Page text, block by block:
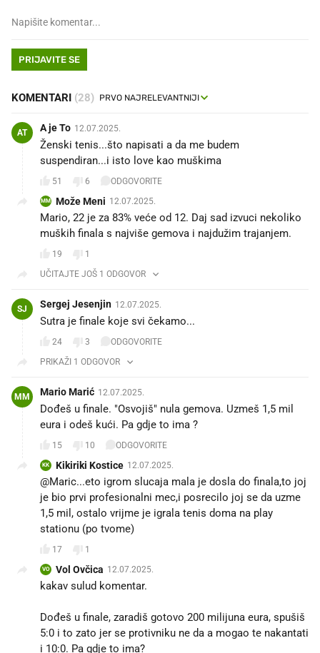
PRIJAVITE SE
KOMENTARI (28)
AT A je To 12.07.2025.
Ženski tenis...što napisati a da me budem
suspendiran...i isto love kao muškima
51 6 ODGOVORITE
MM Može Meni 12.07.2025.
Mario, 22 je za 83% veće od 12. Daj sad izvuci nekoliko
muških finala s najviše gemova i najdužim trajanjem.
19
1
UČITAJTE JOŠ 1 ODGOVOR
SJ Sergej Jesenjin 12.07.2025.
Sutra je finale koje svi čekamo...
24 3
ODGOVORITE
PRIKAŽI 1 ODGOVOR
MM Mario Marić 12.07.2025.
Dođeš u finale. "Osvojiš" nula gemova. Uzmeš 1,5 mil
eura i odeš kući. Pa gdje to ima ?
15 10 ODGOVORITE
KK Kikiriki Kostice 12.07.2025.
@Maric...eto igrom slucaja mala je dosla do finala,to joj
je bio prvi profesionalni mec,i posrecilo joj se da uzme
1,5 mil, ostalo vrijme je igrala tenis doma na play
stationu (po tvome)
17 1
VO Vol Ovčica 12.07.2025.
kakav sulud komentar.
Dođeš u finale, zaradiš gotovo 200 milijuna eura, spušiš
5:0 i to zato jer se protivniku ne da a mogao te nakantati
i 10:0. Pa gdje to ima?